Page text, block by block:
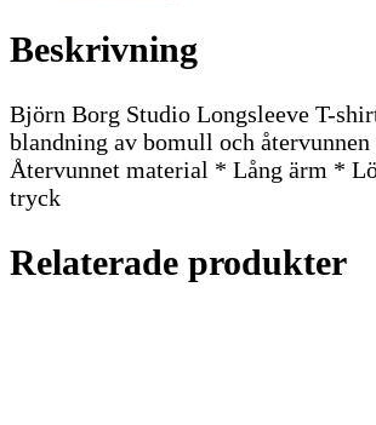
Beskrivning
Björn Borg Studio Longsleeve T-
blandning av bomull och
Återvunnet material * Lång ärm *
tryck
Relaterade produkter